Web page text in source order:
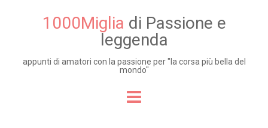
1000Miglia di Passione e
leggenda
appunti di amatori con la passione per "la corsa più bella del
mondo"